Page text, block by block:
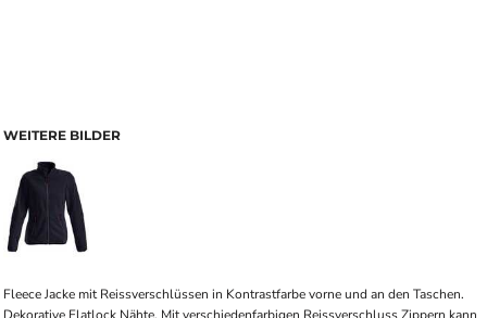
WEITERE BILDER
Fleece Jacke mit Reissverschlüssen in Kontrastfarbe vorne und an den Taschen.